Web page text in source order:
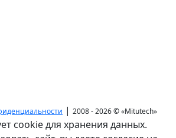
| 2008 - 2026 ©«Mitutech»
cookie для хранения данных.